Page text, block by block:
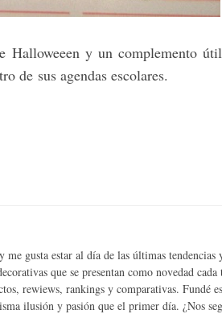
Halloweeen y un complemento
de sus agendas escolares.
gusta estar al día de las últimas tendencias
que se presentan como novedad
rewiews, rankings y comparativas. Fundé
ilusión y pasión que el primer día. ¿Nos